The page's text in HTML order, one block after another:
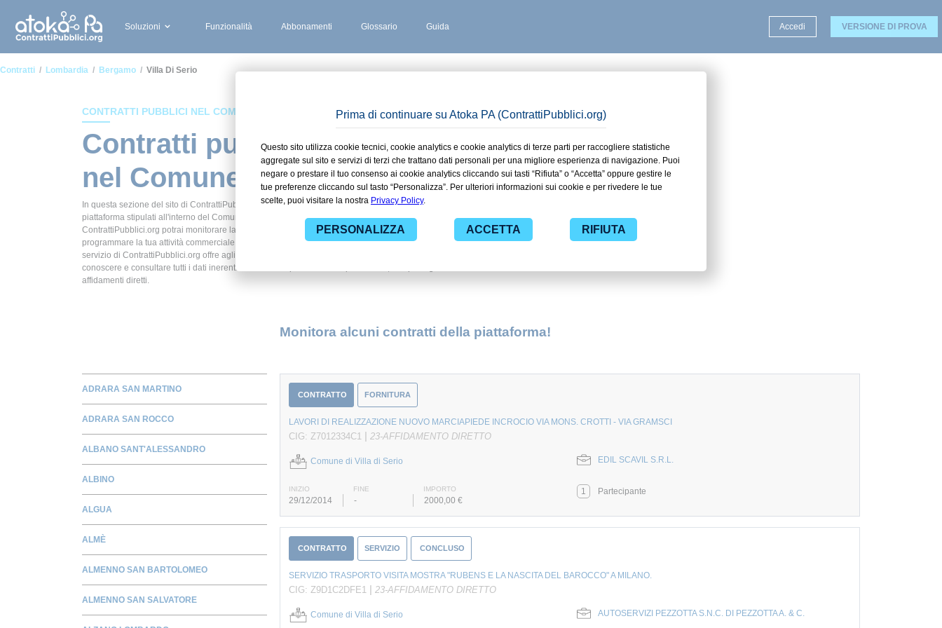
Soluzioni Funzionalità Abbonamenti Glossario Guida Accedi VERSIONE DI PROVA
Contratti Lombardia Bergamo Villa Di Serio
CONTRATTI PUBBLICI NEL COMUNE DI VILLA DI SERIO
Contratti pubblici stipulati
nel Comune di Villa di Serio
In questa sezione del sito di ContrattiPubblici.org potrai avere ad alcuni dei contratti presenti nella
piattaforma stipulati all'interno del Comune di Villa di Serio. Grazie alle funzionalità di
ContrattiPubblici.org potrai monitorare la scadenza dei contratti pubblici di tuo interesse e
programmare la tua attività commerciale con le Pubbliche Amministrazioni con largo anticipo. Il
servizio di ContrattiPubblici.org offre agli utenti 7 giorni di prova gratuiti per avere l'opportunità di
conoscere e consultare tutti i dati inerenti ai contratti stipulati da una specifica PA, compresi gli
affidamenti diretti.
Monitora alcuni contratti della piattaforma!
ADRARA SAN MARTINO
ADRARA SAN ROCCO
ALBANO SANT'ALESSANDRO
ALBINO
ALGUA
ALMÈ
ALMENNO SAN BARTOLOMEO
ALMENNO SAN SALVATORE
CONTRATTO FORNITURA
LAVORI DI REALIZZAZIONE NUOVO MARCIAPIEDE INCROCIO VIA MONS. CROTTI - VIA GRAMSCI
CIG: Z7012334C1 | 23-AFFIDAMENTO DIRETTO
Comune di Villa di Serio EDIL SCAVIL S.R.L.
INIZIO FINE IMPORTO
29/12/2014 - 2000,00 €
1 Partecipante
CONTRATTO SERVIZIO CONCLUSO
SERVIZIO TRASPORTO VISITA MOSTRA "RUBENS E LA NASCITA DEL BAROCCO" A MILANO.
CIG: Z9D1C2DFE1 | 23-AFFIDAMENTO DIRETTO
Comune di Villa di Serio AUTOSERVIZI PEZZOTTA S.N.C. DI PEZZOTTA A. & C.